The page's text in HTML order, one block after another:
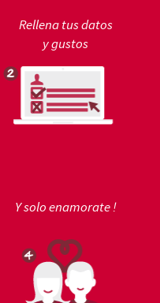
Rellena tus datos
y gustos
Y solo enamorate !